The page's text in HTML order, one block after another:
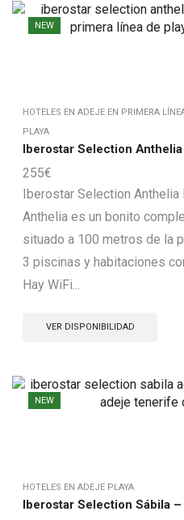
NEW
HOTELES EN ADEJE EN PRIMERA
PLAYA
Iberostar Selection Anthelia
255€
Iberostar Selection
Anthelia es un bonito
situado a 100 metros de la
3 piscinas y habitaciones
Hay WiFi...
VER DISPONIBILIDAD
NEW
HOTELES EN ADEJE PLAYA
Iberostar Selection Sábila